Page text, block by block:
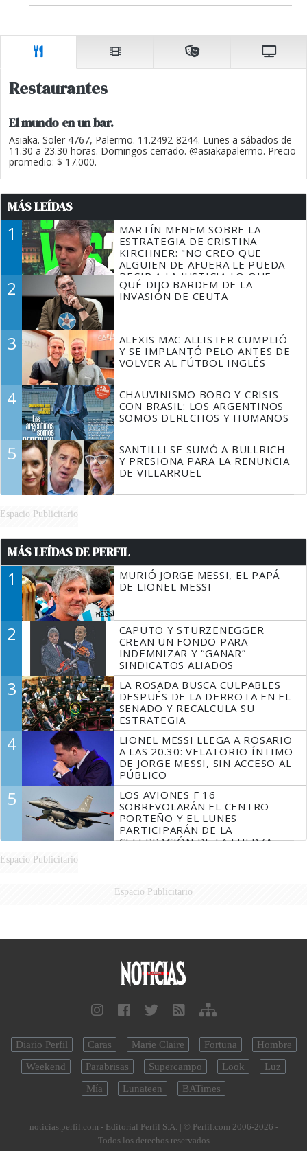
Restaurantes
El mundo en un bar.
Asiaka. Soler 4767, Palermo. 11.2492-8244. Lunes a sábados de
11.30 a 23.30 horas. Domingos cerrado. @asiakapalermo. Precio
promedio: $ 17.000.
MÁS LEÍDAS
1
MARTÍN MENEM SOBRE LA
ESTRATEGIA DE CRISTINA
KIRCHNER: "NO CREO QUE
ALGUIEN DE AFUERA LE PUEDA
DECIR A LA JUSTICIA LO QUE
TIENE QUE HACER"
2
QUÉ DIJO BARDEM DE LA
INVASIÓN DE CEUTA
3
ALEXIS MAC ALLISTER CUMPLIÓ
Y SE IMPLANTÓ PELO ANTES DE
VOLVER AL FÚTBOL INGLÉS
4
CHAUVINISMO BOBO Y CRISIS
CON BRASIL: LOS ARGENTINOS
SOMOS DERECHOS Y HUMANOS
5
SANTILLI SE SUMÓ A BULLRICH
Y PRESIONA PARA LA RENUNCIA
DE VILLARRUEL
Espacio Publicitario
MÁS LEÍDAS DE PERFIL
1
MURIÓ JORGE MESSI, EL PAPÁ
DE LIONEL MESSI
2
CAPUTO Y STURZENEGGER
CREAN UN FONDO PARA
INDEMNIZAR Y “GANAR”
SINDICATOS ALIADOS
3
LA ROSADA BUSCA CULPABLES
DESPUÉS DE LA DERROTA EN EL
SENADO Y RECALCULA SU
ESTRATEGIA
4
LIONEL MESSI LLEGA A ROSARIO
A LAS 20.30: VELATORIO ÍNTIMO
DE JORGE MESSI, SIN ACCESO AL
PÚBLICO
5
LOS AVIONES F 16
SOBREVOLARÁN EL CENTRO
PORTEÑO Y EL LUNES
PARTICIPARÁN DE LA
CELEBRACIÓN DE LA FUERZA
Espacio Publicitario
Espacio Publicitario
Diario Perfil Caras Marie Claire Fortuna
Hombre
Weekend
Parabrisas Supercampo Look
Luz
Mía
Lunateen BATimes
noticias.perfil.com - Editorial Perfil S.A. | © Perfil.com 2006-2026 -
Todos los derechos reservados